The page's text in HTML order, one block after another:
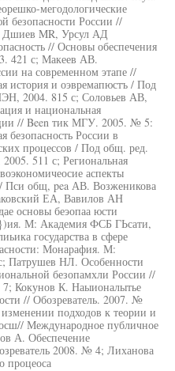
мегодологические
безопасности России //
MR, Урсул АД
// Основы обеспечения
421 с; Макеев АВ.
на современном этапе //
история и оэвремапюстъ / Под
2004. 815 с; Соловьев АВ,
и национальная
// Been тик МГУ. 2005. № 5:
России в
процессов / Под общ. ред.
511 с; Региональная
аспекты
Пси общ, pea АВ. Возженикова
ЕА, Вавилов АН
основы беэопаа юсти
М: Академия ФСБ ГЬсати,
государства в сфере
Монарафия. М:
Патрушев НЛ. Особенности
безопамхли России //
Кокунов К. Наыионалытье
// Обозреватель. 2007. №
подходов к теории и
Международное публичное
А. Обеспечение
2008. № 4; Лиханова
процеоса